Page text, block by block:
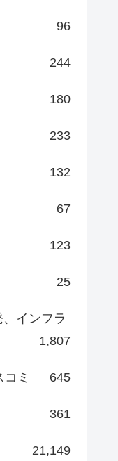
96
244
180
233
132
67
123
25
インフラ
1,807
ミ 645
361
21,149